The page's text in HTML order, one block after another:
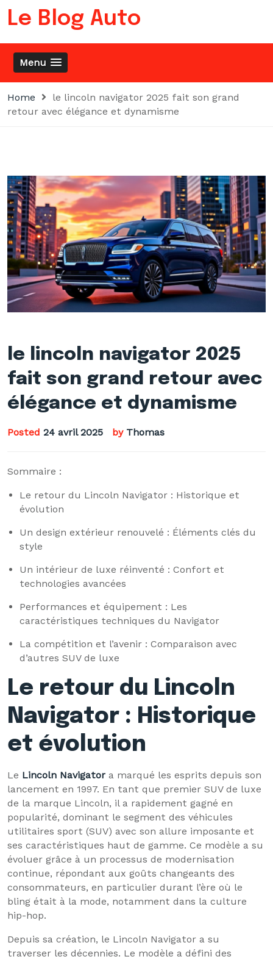
Skip
Le Blog Auto
Menu
Home
le lincoln navigator 2025 fait son grand
retour avec élégance et dynamisme
le lincoln navigator 2025
fait son grand retour avec
élégance et dynamisme
Posted 24 avril 2025 by Thomas
Sommaire :
Le retour du Lincoln Navigator : Historique et
évolution
Un design extérieur renouvelé : Éléments clés du
style
Un intérieur de luxe réinventé : Confort et
technologies avancées
Performances et équipement : Les
caractéristiques techniques du Navigator
La compétition et l’avenir : Comparaison avec
d’autres SUV de luxe
Le retour du Lincoln
Navigator : Historique
et évolution
Le Lincoln Navigator a marqué les esprits depuis son
lancement en 1997. En tant que premier SUV de luxe
de la marque Lincoln, il a rapidement gagné en
popularité, dominant le segment des véhicules
utilitaires sport (SUV) avec son allure imposante et
ses caractéristiques haut de gamme. Ce modèle a su
évoluer grâce à un processus de modernisation
continue, répondant aux goûts changeants des
consommateurs, en particulier durant l’ère où le
bling était à la mode, notamment dans la culture
hip-hop.
Depuis sa création, le Lincoln Navigator a su
traverser les décennies. Le modèle a défini des